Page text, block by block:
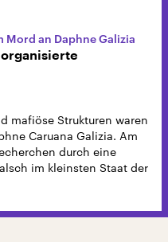
Mord an Daphne Galizia
organisierte
mafiöse Strukturen waren
Caruana Galizia. Am
durch eine
im kleinsten Staat der